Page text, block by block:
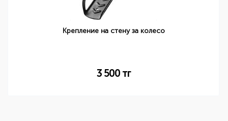
Крепление на стену за колесо
3 500тг